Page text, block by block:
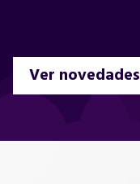
Ver novedades